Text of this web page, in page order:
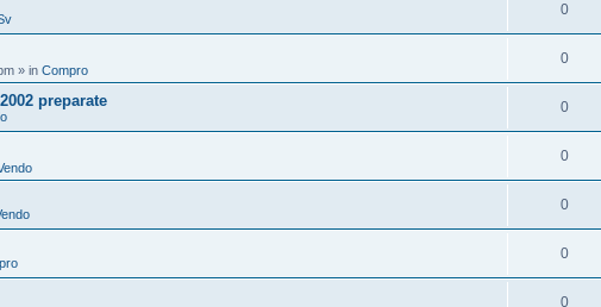
0
» in Compro
0
preparate 0
0
0
0
0